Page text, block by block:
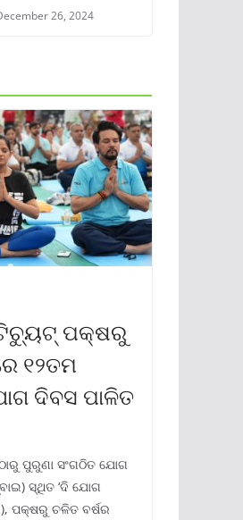
26, 2024
ପକ୍ଷରୁ
୧୨ତମ
ଦିବସ ପାଳିତ
ପୁରୁଣା ସଂଗଠିତ ଯୋଗ
ସ୍ଥିତ ‘ଦି ଯୋଗ
ପକ୍ଷରୁ ଚଳିତ ବର୍ଷର